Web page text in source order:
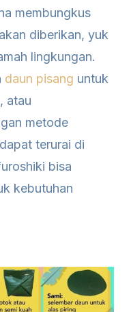
membungkus
diberikan, yuk
lingkungan.
daun pisang untuk
atau
metode
terurai di
bisa
kebutuhan